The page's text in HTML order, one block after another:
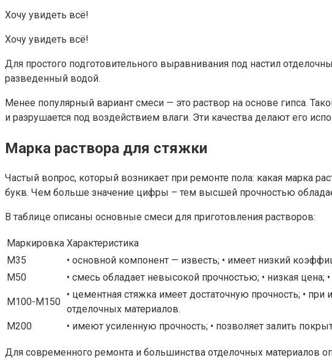
Хочу увидеть всё!
Хочу увидеть всё!
Для простого подготовительного выравнивания под настил
разведенный водой.
Менее популярный вариант смеси — это раствор на основе гипса.
и разрушается под воздействием влаги. Эти качества делают его
Марка раствора для стяжки
Частый вопрос, который возникает при ремонте пола: какая марка
букв. Чем больше значение цифры – тем высшей прочностью
В таблице описаны основные смеси для приготовления растворов:
Маркировка Характеристика
М35
• основной компонент — известь; • имеет низкий
M50
• смесь обладает невысокой прочностью; • низкая цена;
M100-М150
• цементная стяжка имеет достаточную прочность; •
отделочных материалов.
M200
• имеют усиленную прочность; • позволяет залить
Для современного ремонта и большинства отделочных материалов